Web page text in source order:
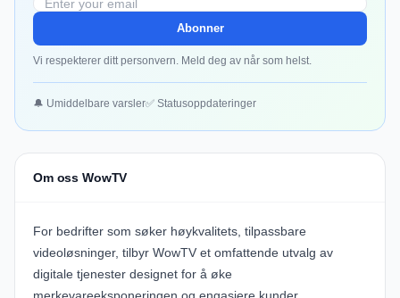
Abonner
Vi respekterer ditt personvern. Meld deg av når som helst.
🔔 Umiddelbare varsler✅ Statusoppdateringer
Om oss WowTV
For bedrifter som søker høykvalitets, tilpassbare
videoløsninger, tilbyr WowTV et omfattende utvalg av
digitale tjenester designet for å øke